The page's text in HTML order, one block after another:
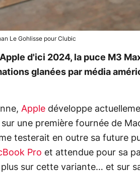
Le Gohlisse pour Clubic
d'ici 2024, la puce M3
glanées par média
Apple développe
une première fournée de
testerait en outre sa future
Pro et attendue pour sa
sur cette variante… et sur